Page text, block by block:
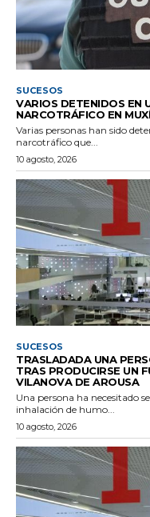
SUCESOS
VARIOS DETENIDOS EN
NARCOTRÁFICO EN
Varias personas han sido
narcotráfico que...
10 agosto, 2026
SUCESOS
TRASLADADA UNA
TRAS PRODUCIRSE UN
VILANOVA DE AROUSA
Una persona ha necesitado
inhalación de humo...
10 agosto, 2026